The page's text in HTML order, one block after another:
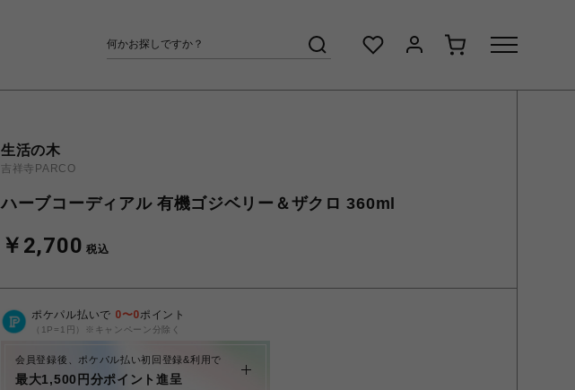
生活の木
吉祥寺PARCO
ハーブコーディアル 有機ゴジベリー＆ザクロ 360ml
￥2,700 税込
ポケパル払いで 0〜0ポイント
（1P=1円）※キャンペーン分除く
会員登録後、ポケパル払い初回登録&利用で
最大1,500円分ポイント進呈